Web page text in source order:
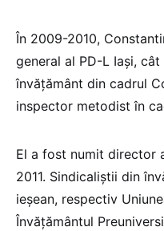
În 2009-2010,
general al PD-L Iași,
învățământ din cadrul
inspector metodist în
El a fost numit director
2011. Sindicaliștii din
ieșean, respectiv
Învățământul